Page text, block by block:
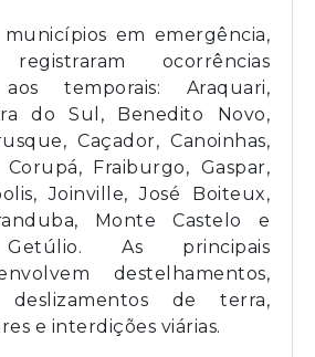
em emergência,
ocorrências
aos temporais: Araquari,
do Sul, Benedito Novo,
Caçador, Canoinhas,
Fraiburgo, Gaspar,
Joinville, José Boiteux,
Monte Castelo e
Getúlio. As principais
destelhamentos,
deslizamentos de terra,
e interdições viárias.